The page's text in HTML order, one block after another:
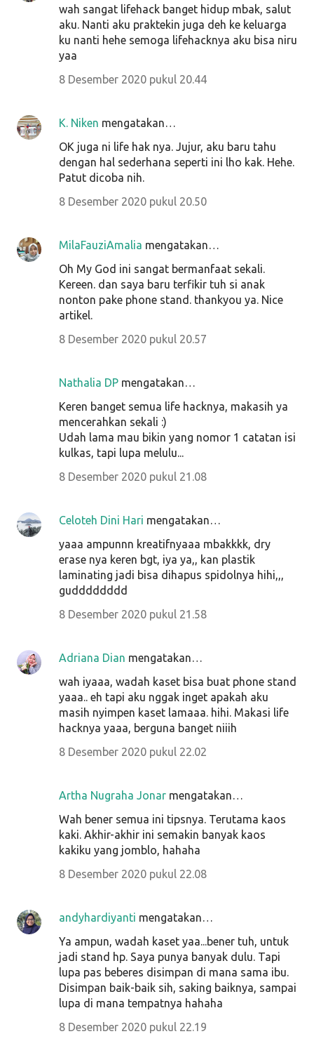
wah sangat lifehack banget hidup mbak, salut
aku. Nanti aku praktekin juga deh ke keluarga
ku nanti hehe semoga lifehacknya aku bisa niru
yaa
8 Desember 2020 pukul 20.44
K. Niken mengatakan…
OK juga ni life hak nya. Jujur, aku baru tahu
dengan hal sederhana seperti ini lho kak. Hehe.
Patut dicoba nih.
8 Desember 2020 pukul 20.50
MilaFauziAmalia mengatakan…
Oh My God ini sangat bermanfaat sekali.
Kereen. dan saya baru terfikir tuh si anak
nonton pake phone stand. thankyou ya. Nice
artikel.
8 Desember 2020 pukul 20.57
Nathalia DP mengatakan…
Keren banget semua life hacknya, makasih ya
mencerahkan sekali :)
Udah lama mau bikin yang nomor 1 catatan isi
kulkas, tapi lupa melulu...
8 Desember 2020 pukul 21.08
Celoteh Dini Hari mengatakan…
yaaa ampunnn kreatifnyaaa mbakkkk, dry
erase nya keren bgt, iya ya,, kan plastik
laminating jadi bisa dihapus spidolnya hihi,,,
gudddddddd
8 Desember 2020 pukul 21.58
Adriana Dian mengatakan…
wah iyaaa, wadah kaset bisa buat phone stand
yaaa.. eh tapi aku nggak inget apakah aku
masih nyimpen kaset lamaaa. hihi. Makasi life
hacknya yaaa, berguna banget niiih
8 Desember 2020 pukul 22.02
Artha Nugraha Jonar mengatakan…
Wah bener semua ini tipsnya. Terutama kaos
kaki. Akhir-akhir ini semakin banyak kaos
kakiku yang jomblo, hahaha
8 Desember 2020 pukul 22.08
andyhardiyanti mengatakan…
Ya ampun, wadah kaset yaa...bener tuh, untuk
jadi stand hp. Saya punya banyak dulu. Tapi
lupa pas beberes disimpan di mana sama ibu.
Disimpan baik-baik sih, saking baiknya, sampai
lupa di mana tempatnya hahaha
8 Desember 2020 pukul 22.19